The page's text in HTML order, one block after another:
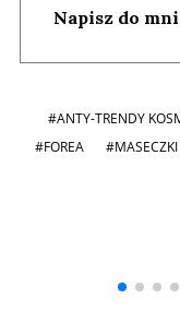
Napisz do
#ANTY-TRENDY
#FOREA
#MASECZKI